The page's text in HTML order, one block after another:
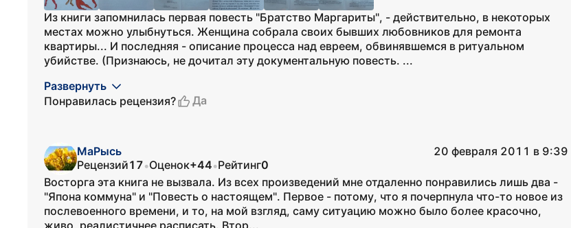
Из книги запомнилась первая повесть "Братство Маргариты", - действительно, в некоторых
местах можно улыбнуться. Женщина собрала своих бывших любовников для ремонта
квартиры... И последняя - описание процесса над евреем, обвинявшемся в ритуальном
убийстве. (Признаюсь, не дочитал эту документальную повесть. ...
Развернуть
Понравилась рецензия?
Да
МаРысь
20 февраля 2011 в 9:39
Рецензий17•Оценок+44•Рейтинг0
Восторга эта книга не вызвала. Из всех произведений мне отдаленно понравились лишь два -
"Япона коммуна" и "Повесть о настоящем". Первое - потому, что я почерпнула что-то новое из
послевоенного времени, и то, на мой взгляд, саму ситуацию можно было более красочно,
живо, реалистичнее расписать. Втор...